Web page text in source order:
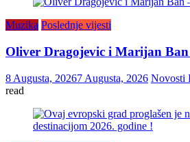
Muzika Poslednje vijesti
Oliver Dragojevic i Marijan
8 Augusta, 20267 Augusta, 2026 Novosti
read